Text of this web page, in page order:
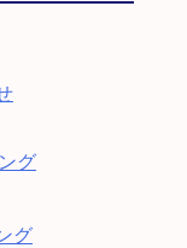
グ
グ